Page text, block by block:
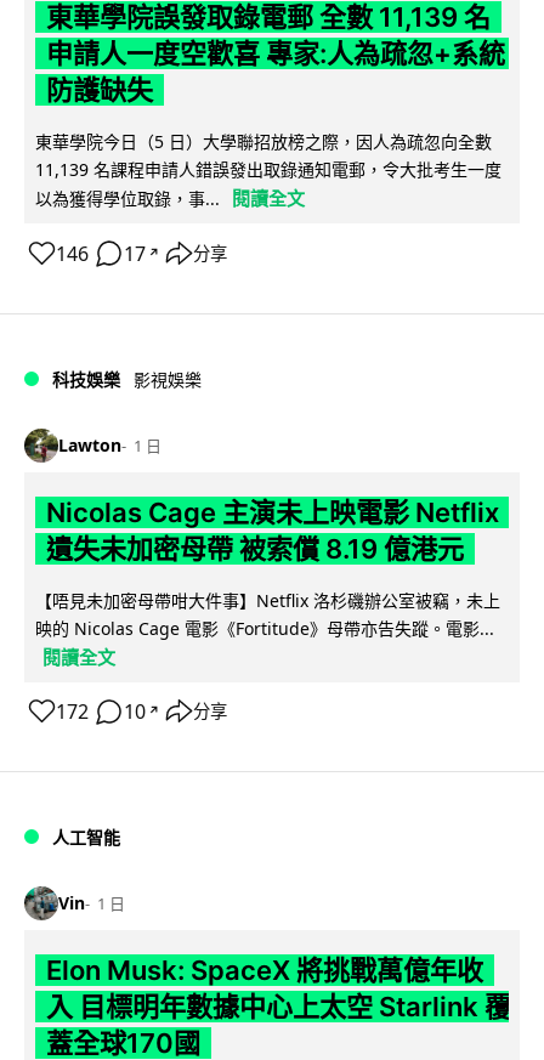
東華學院誤發取錄電郵 全數 11,139 名
申請人一度空歡喜 專家:人為疏忽+系統
防護缺失
東華學院今日（5 日）大學聯招放榜之際，因人為疏忽向全數
11,139 名課程申請人錯誤發出取錄通知電郵，令大批考生一度
以為獲得學位取錄，事...
閱讀全文
146 17 ↗ 分享
科技娛樂 影視娛樂
Lawton 1 日
Nicolas Cage 主演未上映電影 Netflix
遺失未加密母帶 被索償 8.19 億港元
【唔見未加密母帶咁大件事】Netflix 洛杉磯辦公室被竊，未上
映的 Nicolas Cage 電影《Fortitude》母帶亦告失蹤。電影...
閱讀全文
172 10 ↗ 分享
人工智能
Vin 1 日
Elon Musk: SpaceX 將挑戰萬億年收
入 目標明年數據中心上太空 Starlink 覆
蓋全球170國